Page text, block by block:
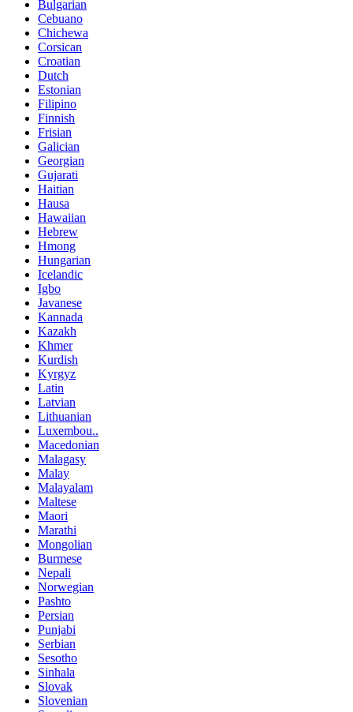
Bulgarian
Cebuano
Chichewa
Corsican
Croatian
Dutch
Estonian
Filipino
Finnish
Frisian
Galician
Georgian
Gujarati
Haitian
Hausa
Hawaiian
Hebrew
Hmong
Hungarian
Icelandic
Igbo
Javanese
Kannada
Kazakh
Khmer
Kurdish
Kyrgyz
Latin
Latvian
Lithuanian
Luxembou..
Macedonian
Malagasy
Malay
Malayalam
Maltese
Maori
Marathi
Mongolian
Burmese
Nepali
Norwegian
Pashto
Persian
Punjabi
Serbian
Sesotho
Sinhala
Slovak
Slovenian